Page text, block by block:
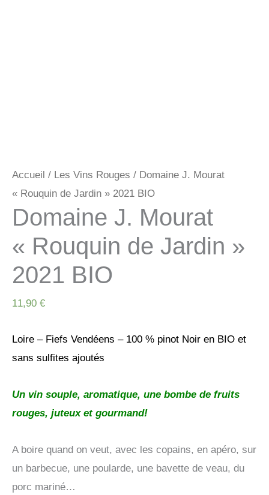
Accueil / Les Vins Rouges / Domaine J. Mourat
« Rouquin de Jardin » 2021 BIO
Domaine J. Mourat
« Rouquin de Jardin »
2021 BIO
11,90 €
Loire – Fiefs Vendéens – 100 % pinot Noir en BIO et
sans sulfites ajoutés
Un vin souple, aromatique, une bombe de fruits
rouges, juteux et gourmand!
A boire quand on veut, avec les copains, en apéro, sur
un barbecue, une poularde, une bavette de veau, du
porc mariné…